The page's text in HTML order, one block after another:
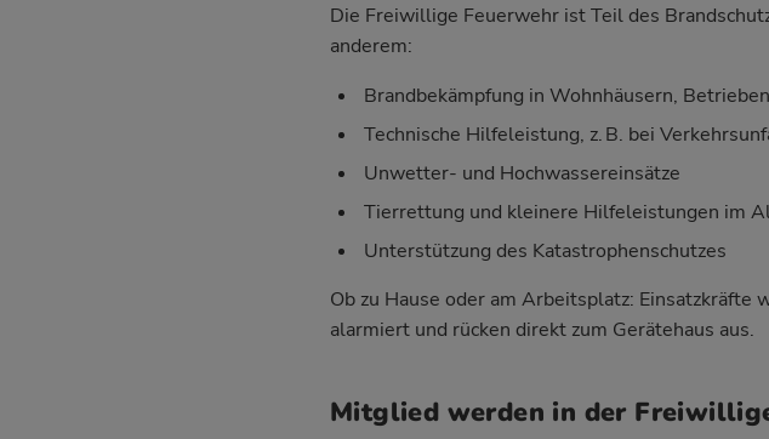
Die Freiwillige Feuerwehr ist Teil des
anderem:
Brandbekämpfung in Wohnhäusern,
Technische Hilfeleistung, z. B. bei
Unwetter- und Hochwassereinsätze
Tierrettung und kleinere Hilfeleistungen im
Unterstützung des Katastrophenschutzes
Ob zu Hause oder am Arbeitsplatz:
alarmiert und rücken direkt zum Gerätehaus aus.
Mitglied werden in der